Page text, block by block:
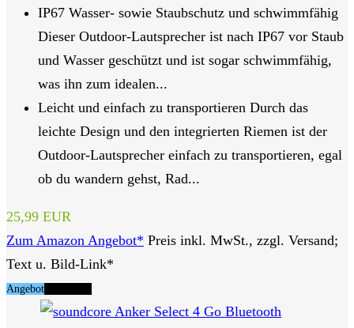
IP67 Wasser- sowie Staubschutz und schwimmfähig
Dieser Outdoor-Lautsprecher ist nach IP67 vor Staub
und Wasser geschützt und ist sogar schwimmfähig,
was ihn zum idealen...
Leicht und einfach zu transportieren Durch das
leichte Design und den integrierten Riemen ist der
Outdoor-Lautsprecher einfach zu transportieren, egal
ob du wandern gehst, Rad...
25,99 EUR
Zum Amazon Angebot* Preis inkl. MwSt., zzgl. Versand;
Text u. Bild-Link*
Angebot